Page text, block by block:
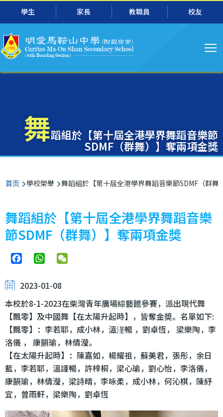
跳转到主要内容
學生 家長 教職員 校友
导
航
舞蹈組於【第十屆全港學界舞蹈音樂節
SDMF（群舞）】奪兩項金獎
面
包
屑
首页 學校榮譽 舞蹈組於【第十屆全港學界舞蹈音樂節SDMF（群舞
舞蹈組於【第十屆全港學界舞蹈音樂
節SDMF（群舞）】奪兩項金獎
FacebookWhatsApp
2023-01-08
本校於8-1-2023在柴灣青年廣場綜藝館參賽，派出現代舞
【飄零】及中國舞【在太陽升起時】，皆奪金奬。名單如下:
【飄零】：李若耶，成小林，溫漌暢 ，劉卓恆， 梁樂陶，李
洛儀 ， 康韻瑜，林倩瀅。
【在太陽升起時】：陳嘉如，楊耀祖，蘇美君，張彤，余日
藍，李若耶，溫謹暢，許梓桐，梁心瑜，劉心怡，李洛儀，
康韻瑜，林倩瀅，梁詩晴，李咏柔，成小林，何沁棋，陳紓
宜，曾雨軒，梁樂陶，劉卓恆